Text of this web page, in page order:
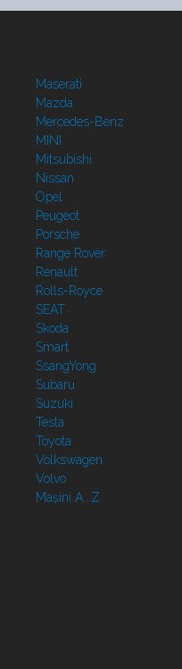
Maserati
Mazda
Mercedes-Benz
MINI
Mitsubishi
Nissan
Opel
Peugeot
Porsche
Range Rover
Renault
Rolls-Royce
SEAT
Skoda
Smart
SsangYong
Subaru
Suzuki
Tesla
Toyota
Volkswagen
Volvo
Mașini A...Z